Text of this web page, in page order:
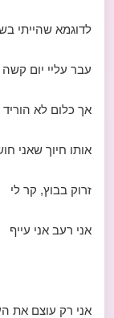
לדוגמא שהייתי
עבר עליי יום קשה
אך כלום לא
אותו חיוך שאני
זרוק בבוץ, קר לי
אני רעב אני עייף
אני רק עוצם את